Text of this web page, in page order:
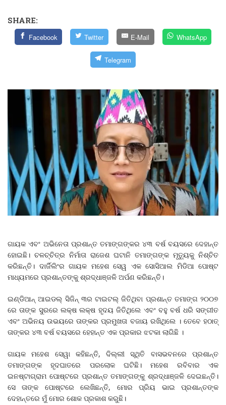
SHARE:
Facebook Twitter E-Mail WhatsApp
Telegram
ଗାୟକ ଏବଂ ଅଭିନେତା ପ୍ରଶାନ୍ତ ତମାଙ୍ଗଙ୍କର ୪୩ ବର୍ଷ ବୟସରେ ଦେହାନ୍ତ
ହୋଇଛି। ଚଳଚ୍ଚିତ୍ର ନିର୍ମାତା ରାଜେଶ ଘଟାନି ତମାଙ୍ଗଙ୍କ ମୃତ୍ୟୁକୁ ନିଶ୍ଚିତ
କରିଛନ୍ତି। ଦାର୍ଜିଲିଂର ଗାୟକ ମହେଶ ସେୱ ଏକ ସୋସିଆଲ ମିଡିଆ ପୋଷ୍ଟ
ମାଧ୍ୟମରେ ପ୍ରଶାନ୍ତଙ୍କୁ ଶ୍ରଦ୍ଧାଞ୍ଜଳି ଅର୍ପଣ କରିଛନ୍ତି।
ଇଣ୍ଡିଆନ୍ ଆଇଡଲ୍ ସିଜିନ୍ ୩ର ଟାଇଟଲ୍ ଜିତିଥିବା ପ୍ରଶାନ୍ତ ତମାଙ୍ଗ ୨୦୦୭
ରେ ତାଙ୍କ ସୁରରେ ଲକ୍ଷ ଲକ୍ଷ ହୃଦୟ ଜିତିଥିଲେ ଏବଂ ବହୁ ବର୍ଷ ଧରି ସଙ୍ଗୀତ
ଏବଂ ଅଭିନୟ ଉଭୟରେ ତାଙ୍କର ପ୍ରମୁଖତା ବଜାୟ ରଖିଥିଲେ । ତେବେ ହଠାତ୍
ତାଙ୍କର ୪୩ ବର୍ଷ ବୟସରେ ହେହାନ୍ତ ଏକ ପ୍ରକାର ଝଟକା ଲାଗିଛି ।
ଗାୟକ ମହେଶ ସେୱା କହିଛନ୍ତି, ଦିଲ୍ଲୀ ସ୍ଥିତି ବାସଭବନରେ ପ୍ରଶାନ୍ତ
ତମାଙ୍ଗଙ୍କ ହୃଦଘାତରେ ପରଲୋକ ଘଟିଛି। ମହେଶ ରବିବାର ଏକ
ଇନଷ୍ଟାଗ୍ରାମ ପୋଷ୍ଟରେ ପ୍ରଶାନ୍ତ ତମାଙ୍ଗଙ୍କୁ ଶ୍ରଦ୍ଧାଞ୍ଜଳି ଦେଇଛନ୍ତି।
ସେ ତାଙ୍କ ପୋଷ୍ଟରେ ଲେଖିଛନ୍ତି, ମୋର ପ୍ରିୟ ଭାଇ ପ୍ରଶାନ୍ତଙ୍କ
ଦେହାନ୍ତରେ ମୁଁ ମୋର ଶୋକ ପ୍ରକାଶ କରୁଛି।